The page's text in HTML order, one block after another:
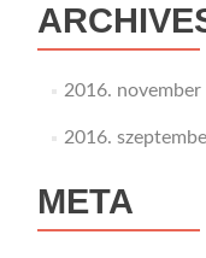
2016. november
2016.
META